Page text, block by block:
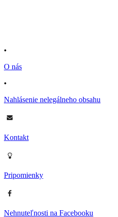
•
O nás
•
Nahlásenie nelegálneho obsahu
Kontakt
Pripomienky
Nehnuteľnosti na Facebooku